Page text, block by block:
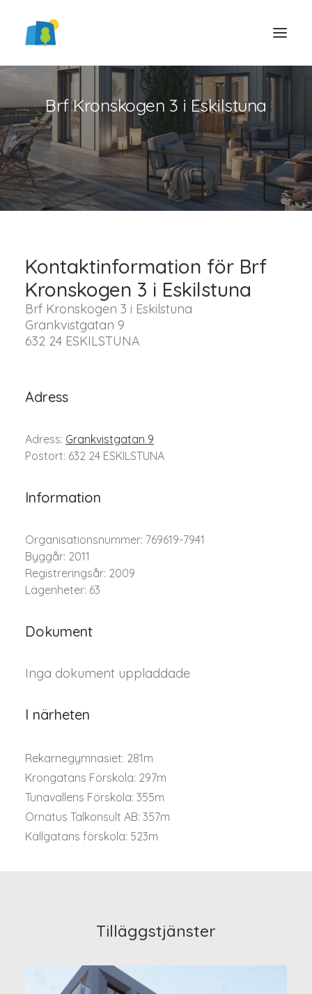
LOGGA IN
Brf Kronskogen 3 i Eskilstuna
Kontaktinformation för Brf
Kronskogen 3 i Eskilstuna
Brf Kronskogen 3 i Eskilstuna
Grankvistgatan 9
632 24 ESKILSTUNA
Adress
Adress: Grankvistgatan 9
Postort: 632 24 ESKILSTUNA
Information
Organisationsnummer: 769619-7941
Byggår: 2011
Registreringsår: 2009
Lägenheter: 63
Dokument
Inga dokument uppladdade
I närheten
Rekarnegymnasiet: 281m
Krongatans Förskola: 297m
Tunavallens Förskola: 355m
Ornatus Talkonsult AB: 357m
Källgatans förskola: 523m
Tilläggstjänster